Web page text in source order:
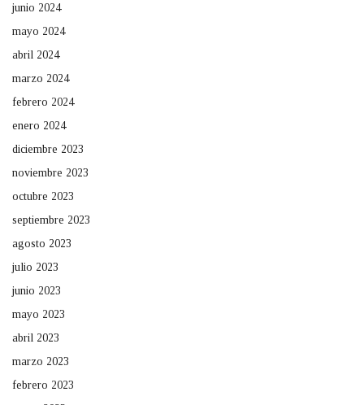
junio 2024
mayo 2024
abril 2024
marzo 2024
febrero 2024
enero 2024
diciembre 2023
noviembre 2023
octubre 2023
septiembre 2023
agosto 2023
julio 2023
junio 2023
mayo 2023
abril 2023
marzo 2023
febrero 2023